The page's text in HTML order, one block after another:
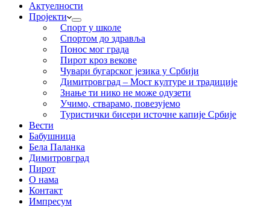
Актуелности
Пројекти
Спорт у школе
Спортом до здравља
Понос мог града
Пирот кроз векове
Чувари бугарског језика у Србији
Димитровград – Мост културе и традиције
Знање ти нико не може одузети
Учимо, стварамо, повезујемо
Туристички бисери источне капије Србије
Вести
Бабушница
Бела Паланка
Димитровград
Пирот
О нама
Контакт
Импресум